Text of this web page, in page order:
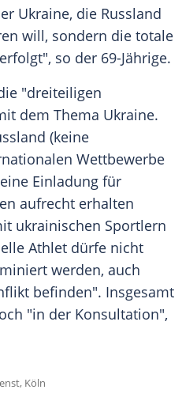
Ukraine, die Russland
will, sondern die totale
so der 69-Jährige.
"dreiteiligen
dem Thema Ukraine.
(keine
Wettbewerbe
Einladung für
aufrecht erhalten
ukrainischen Sportlern
Athlet dürfe nicht
werden, auch
befinden". Insgesamt
"in der Konsultation",
Köln